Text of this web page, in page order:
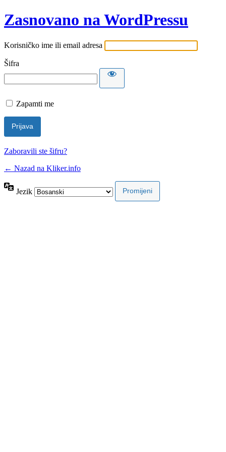
Zasnovano na WordPressu
Korisničko ime ili email adresa
Šifra
Zapamti me
Zaboravili ste šifru?
← Nazad na Kliker.info
Jezik